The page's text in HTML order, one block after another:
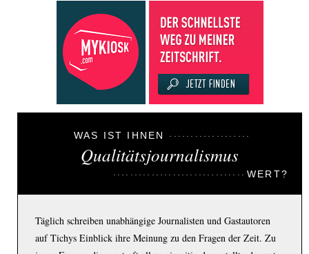
WAS IST IHNEN
Qualitätsjournalismus
WERT?
Täglich schreiben unabhängige Journalisten und Gastautoren
auf Tichys Einblick ihre Meinung zu den Fragen der Zeit. Zu